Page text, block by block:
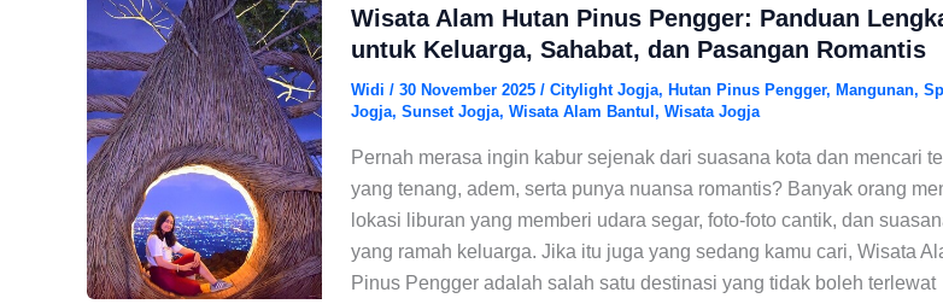
Wisata Alam Hutan Pinus Pengger: Panduan
untuk Keluarga, Sahabat, dan Pasangan Romantis
Widi / 30 November 2025 / Citylight Jogja, Hutan Pinus Pengger, Mangunan,
Jogja, Sunset Jogja, Wisata Alam Bantul , Wisata Jogja
Pernah merasa ingin kabur sejenak dari suasana kota dan mencari
yang tenang, adem, serta punya nuansa romantis? Banyak orang
lokasi liburan yang memberi udara segar, foto-foto cantik, dan
yang ramah keluarga. Jika itu juga yang sedang kamu cari, Wisata
Pinus Pengger adalah salah satu destinasi yang tidak boleh terlewat